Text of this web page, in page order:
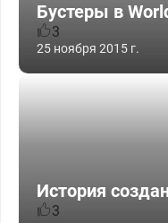
Бустеры в
3
25 ноября 2015 г.
История
3